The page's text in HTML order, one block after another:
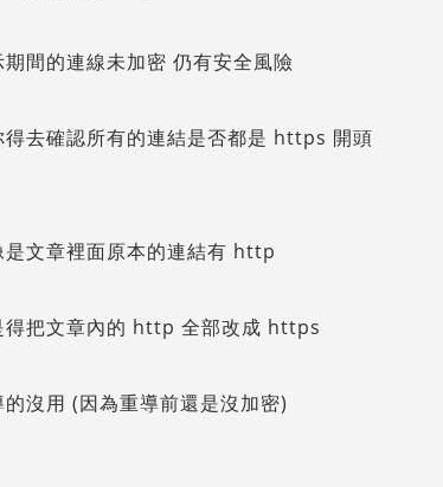
期間的連線未加密 仍有安全風險
得去確認所有的連結是否都是 https 開頭
是文章裡面原本的連結有 http
得把文章內的 http 全部改成 https
的沒用 (因為重導前還是沒加密)